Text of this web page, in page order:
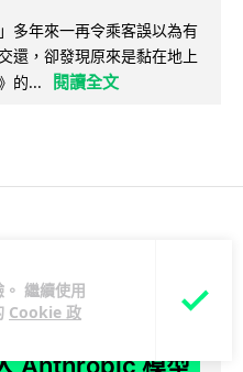
繼續使用
Cookie 政
多年來一再令乘客誤以為有
還，卻發現原來是黏在地上
的...
閱讀全文
Anthropic 模型